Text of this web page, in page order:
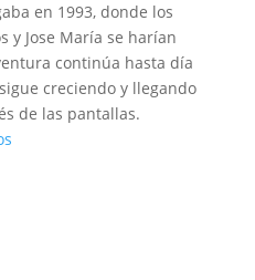
en 1993, donde los
y Jose María se harían
continúa hasta día
creciendo y llegando
de las pantallas.